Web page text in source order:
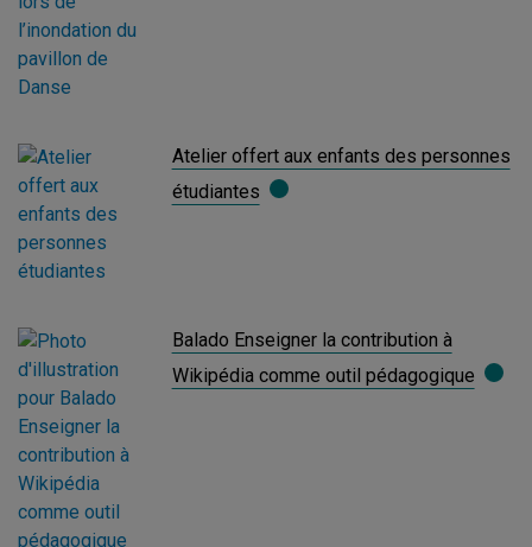
Atelier offert aux enfants des personnes
étudiantes
Balado Enseigner la contribution à
Wikipédia comme outil pédagogique